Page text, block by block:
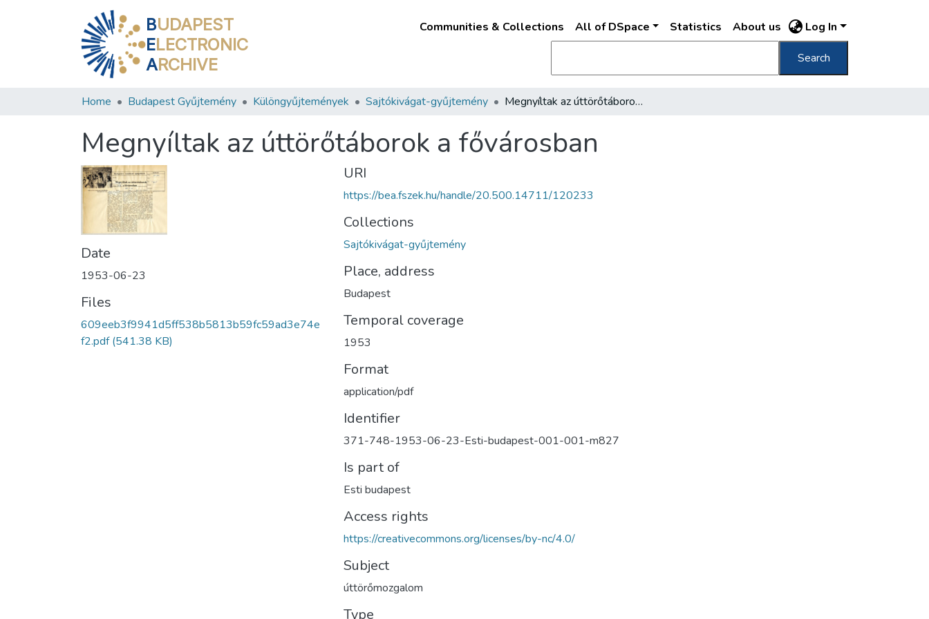
BUDAPEST
ELECTRONIC
ARCHIVE
Communities & Collections All of DSpace Statistics About us Log In
Search
Home Budapest Gyűjtemény Különgyűjtemények Sajtókivágat-gyűjtemény Megnyíltak az úttörőtáborok a fővárosban
Megnyíltak az úttörőtáborok a fővárosban
Date
1953-06-23
Files
609eeb3f9941d5ff538b5813b59fc59ad3e74e
f2.pdf(541.38 KB)
URI
https://bea.fszek.hu/handle/20.500.14711/120233
Collections
Sajtókivágat-gyűjtemény
Place, address
Budapest
Temporal coverage
1953
Format
application/pdf
Identifier
371-748-1953-06-23-Esti-budapest-001-001-m827
Is part of
Esti budapest
Access rights
https://creativecommons.org/licenses/by-nc/4.0/
Subject
úttörőmozgalom
Type